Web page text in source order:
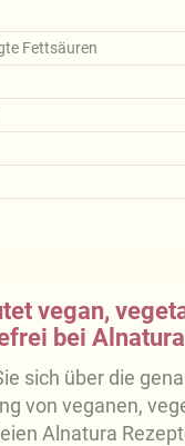
Fettsäuren
vegan,
bei
sich über die
von veganen,
Alnatura